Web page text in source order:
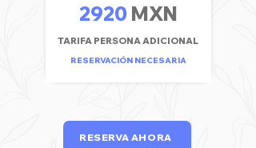
2920 MXN
TARIFA PERSONA ADICIONAL
RESERVACIÓN NECESARIA
RESERVA AHORA